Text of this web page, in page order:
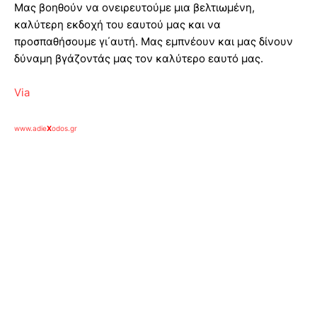
Μας βοηθούν να ονειρευτούμε μια βελτιωμένη,
καλύτερη εκδοχή του εαυτού μας και να
προσπαθήσουμε γι΄αυτή. Μας εμπνέουν και μας δίνουν
δύναμη βγάζοντάς μας τον καλύτερο εαυτό μας.
Via
www.adieXodos.gr